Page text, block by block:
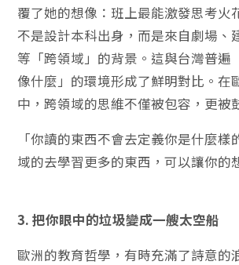
覆了她的想像：班上最能激發思考火
不是設計本科出身，而是來自劇場、
等「跨領域」的背景。這與台灣普遍
像什麼」的環境形成了鮮明對比。在
中，跨領域的思維不僅被包容，更被
「你讀的東西不會去定義你是什麼樣
域的去學習更多的東西，可以讓你的
3. 把你眼中的垃圾變成一艘太空船
歐洲的教育哲學，有時充滿了詩意的